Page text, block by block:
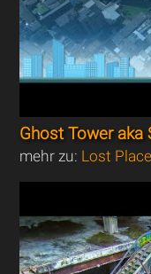
Ghost Tower aka
mehr zu: Lost